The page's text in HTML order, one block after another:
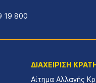
19 800
ΔΙΑΧΕΙΡΙΣΗ
Αίτημα Αλλαγής